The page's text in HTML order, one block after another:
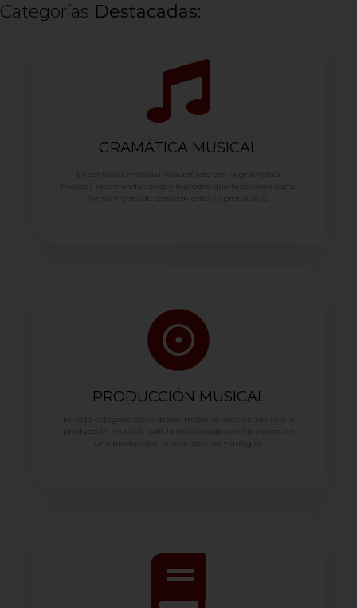
Categorías Destacadas:
GRAMÁTICA MUSICAL
Encontraras material relacionado con la gramática
musical, recomendaciones y métodos que te servirán como
herramienta de conocimiento y aprendizaje.
PRODUCCIÓN MUSICAL
En esta categoría encontraras material relacionado con la
producción musical, todo lo relacionado con las etapas de
una producción, la composición y arreglos.